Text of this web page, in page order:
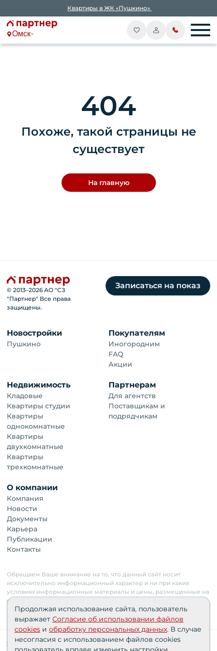
Квартиры в ЖК «Пушкино»
Омск
404
Похоже, такой страницы не
существует
На главную
© 2013–2026 АО "СЗ
"Партнер" Все права
защищены.
Записаться на показ
Новостройки
Пушкино
Покупателям
Иногородним
FAQ
Акции
Недвижимость
Кладовые
Квартиры студии
Квартиры
однокомнатные
Квартиры
двухкомнатные
Квартиры
трехкомнатные
Партнерам
Для агентств
Поставщикам и
подрядчикам
О компании
Компания
Новости
Документы
Карьера
Публикации
Контакты
Обращаем Ваше внимание на то, что данный сайт носит
исключительно информационный характер и ни при каких
условиях информационные материалы и цены, размещенные на
сайте, не являются публичной офертой. Застройщик имеет
право изменять стоимость объектов.
Сведения о реализуемых требованиях к защите
Продолжая использование сайта, пользователь
выражает Согласие об использовании файлов
cookies и обработку персональных данных. В случае
несогласия с использованием файлов cookies